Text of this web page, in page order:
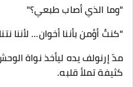
"وما الذي أصاب طبعي؟"
"كنتُ أؤمن بأننا أخوان… لأننا
مدّ إرنولف يده ليأخذ نواة
كثيفة تملأ قلبه.